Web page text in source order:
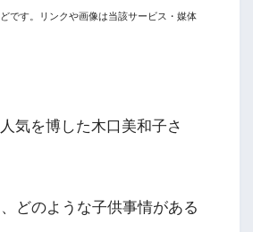
です。リンクや画像は当該サービス・媒体
気を博した木口美和子さ
どのような子供事情がある